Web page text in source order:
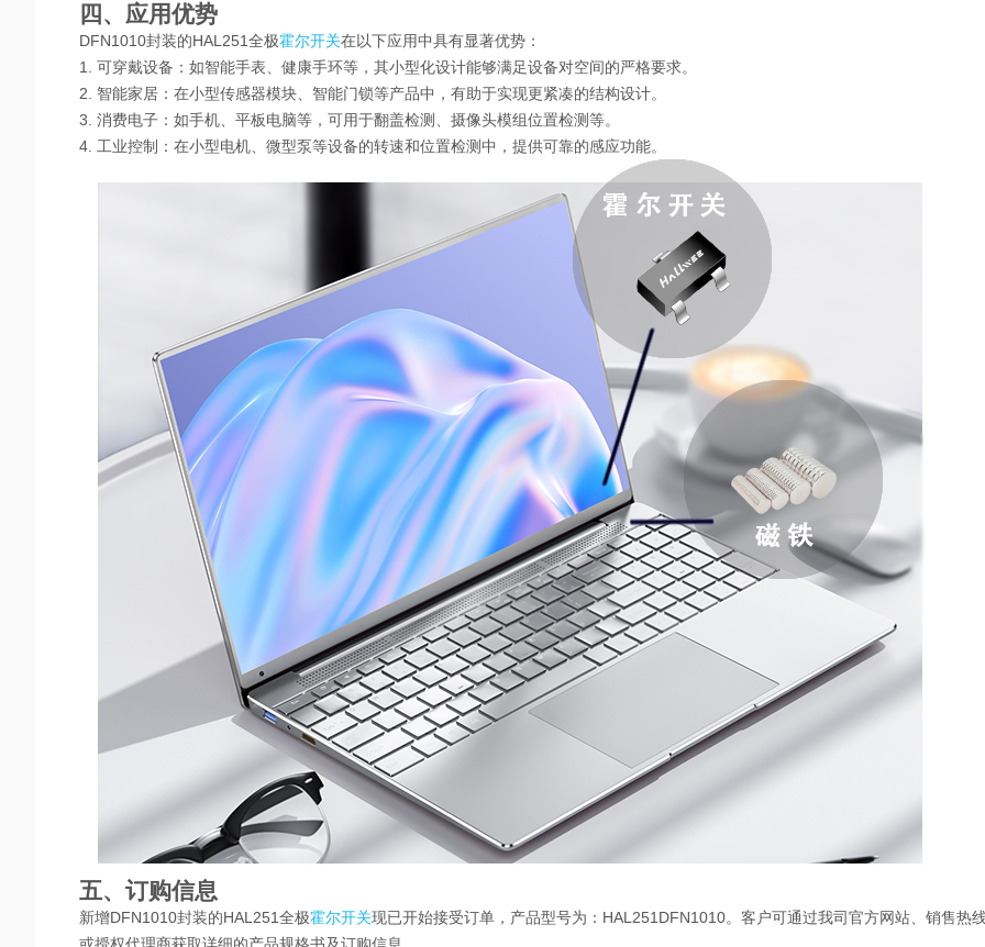
四、应用优势
DFN1010封装的HAL251全极霍尔开关在以下应用中具有显著优势：
1. 可穿戴设备：如智能手表、健康手环等，其小型化设计能够满足设备对空间的严格要求。
2. 智能家居：在小型传感器模块、智能门锁等产品中，有助于实现更紧凑的结构设计。
3. 消费电子：如手机、平板电脑等，可用于翻盖检测、摄像头模组位置检测等。
4. 工业控制：在小型电机、微型泵等设备的转速和位置检测中，提供可靠的感应功能。
五、订购信息
新增DFN1010封装的HAL251全极霍尔开关现已开始接受订单，产品型号为：HAL251DFN1010。客户可通过我司官方网站、销售热